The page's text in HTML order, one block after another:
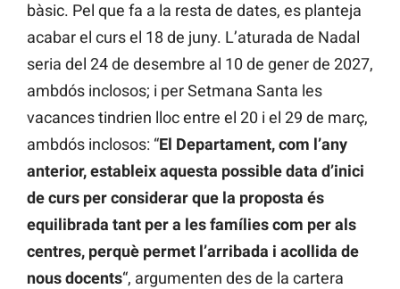
bàsic. Pel que fa a la resta de dates, es planteja
acabar el curs el 18 de juny. L’aturada de Nadal
seria del 24 de desembre al 10 de gener de 2027,
ambdós inclosos; i per Setmana Santa les
vacances tindrien lloc entre el 20 i el 29 de març,
ambdós inclosos: “El Departament, com l’any
anterior, estableix aquesta possible data d’inici
de curs per considerar que la proposta és
equilibrada tant per a les famílies com per als
centres, perquè permet l’arribada i acollida de
nous docents“, argumenten des de la cartera